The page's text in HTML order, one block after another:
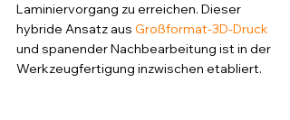
Laminiervorgang zu erreichen. Dieser
hybride Ansatz aus Großformat-3D-Druck
und spanender Nachbearbeitung ist in der
Werkzeugfertigung inzwischen etabliert.